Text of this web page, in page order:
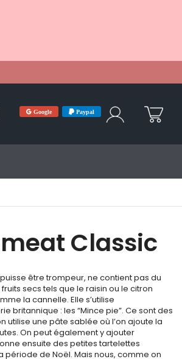
Google Paypal
Classic
être trompeur, ne contient pas du
secs tels que le raisin ou le citron
la cannelle. Elle s’utilise
britannique : les “Mince pie”. Ce sont des
une pâte sablée où l’on ajoute la
On peut également y ajouter
ensuite des petites tartelettes
de Noël. Mais nous, comme on